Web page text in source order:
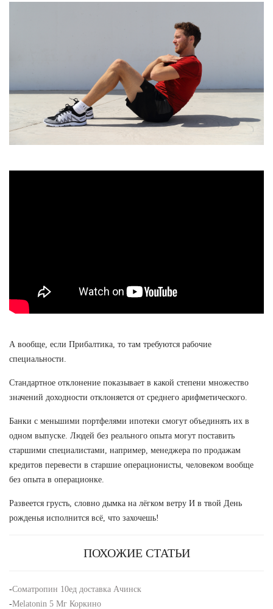
А вообще, если Прибалтика, то там требуются рабочие
специальности.
Стандартное отклонение показывает в какой степени множество
значений доходности отклоняется от среднего арифметического.
Банки с меньшими портфелями ипотеки смогут объединять их в
одном выпуске. Людей без реального опыта могут поставить
старшими специалистами, например, менеджера по продажам
кредитов перевести в старшие операционисты, человеком вообще
без опыта в операционке.
Развеется грусть, словно дымка на лёгком ветру И в твой День
рожденья исполнится всё, что захочешь!
ПОХОЖИЕ СТАТЬИ
-Cоматропин 10ед доставка Ачинск
-Melatonin 5 Мг Коркино